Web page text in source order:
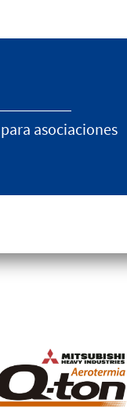
asociaciones